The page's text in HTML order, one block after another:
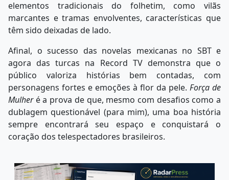
elementos tradicionais do folhetim, como vilãs
marcantes e tramas envolventes, características que
têm sido deixadas de lado.
Afinal, o sucesso das novelas mexicanas no SBT e
agora das turcas na Record TV demonstra que o
público valoriza histórias bem contadas, com
personagens fortes e emoções à flor da pele. Força de
Mulheré a prova de que, mesmo com desafios como a
dublagem questionável (para mim), uma boa história
sempre encontrará seu espaço e conquistará o
coração dos telespectadores brasileiros.